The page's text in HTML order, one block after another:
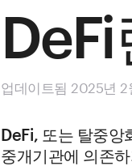
업데이트됨 2025년 2
DeFi, 또는 탈중앙
중개기관에 의존